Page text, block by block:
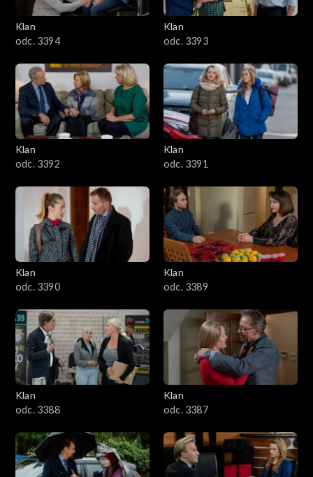
3401–3500
3201–3300
3101–3200
3001–3100
2901–3000
2801–2900
2701–2800
2501–2600
2401–2500
2301–2400
2201–2300
2101–2200
Klan
odc. 3394
Klan
odc. 3393
Klan
odc. 3392
Klan
odc. 3391
Klan
odc. 3390
Klan
odc. 3389
Klan
odc. 3388
Klan
odc. 3387